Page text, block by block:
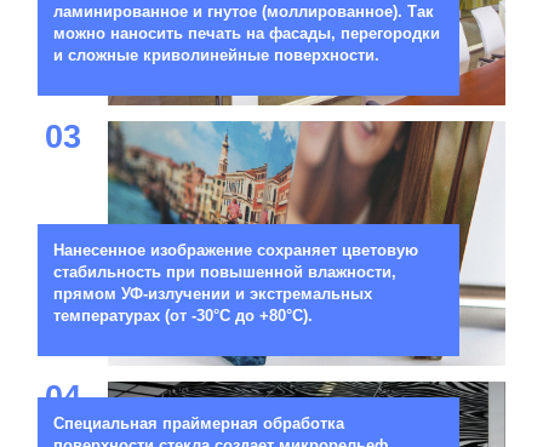
ламинированное и гнутое (моллированное). Так
можно наносить печать на фасады, перегородки
и сложные криволинейные поверхности.
03
Нанесенное изображение сохраняет цветовую
стабильность при повышенной влажности,
прямом УФ-излучении и экстремальных
температурах (от -30°C до +80°C).
04
Специальная праймерная обработка